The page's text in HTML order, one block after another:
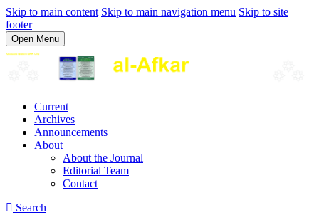
Skip to main content Skip to main navigation menu Skip to site
footer
Open Menu
Current
Archives
Announcements
About
About the Journal
Editorial Team
Contact
Search